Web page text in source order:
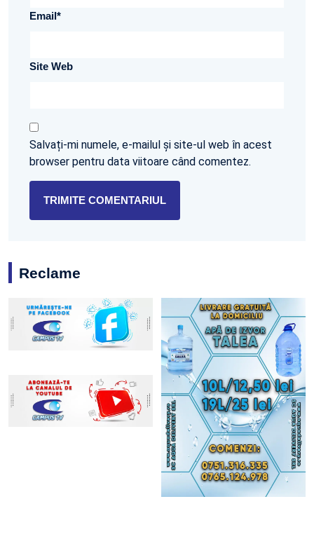
Email*
Site Web
Salvați-mi numele, e-mailul și site-ul web în acest
browser pentru data viitoare când comentez.
Reclame